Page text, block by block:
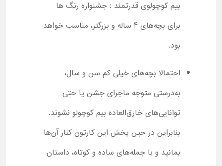
بیم کوچولوی قدرتمند : جشنواره رنگ ها
برای بچه‌های 4 ساله و بزرگتر، مناسب خواهد
بود.
احتمالا بچه‌های خیلی کم سن و سال،
به‌درستی متوجه ماجرای جشن یا حتی
توانایی‌های خارق‌العاده بیم کوچولو نشوند.
بنابراین در حین پخش این کارتون کنار آن‌ها
بمانید و با جمله‌های ساده و کوتاه، داستان